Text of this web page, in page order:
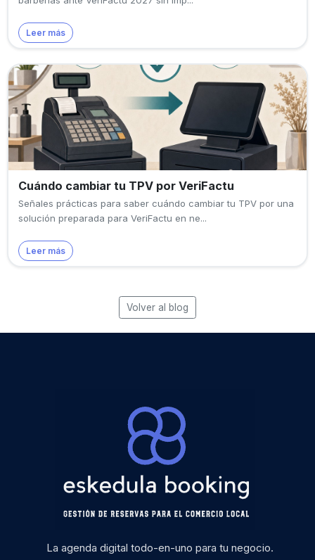
Leer más
Cuándo cambiar tu TPV por VeriFactu
Señales prácticas para saber cuándo cambiar tu TPV por una
solución preparada para VeriFactu en ne...
Leer más
Volver al blog
La agenda digital todo-en-uno para tu negocio.